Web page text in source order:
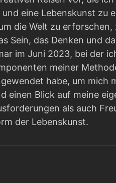
eine Lebenskunst zu
die Welt zu
Sein, das Denken und
im Juni 2023, bei der
meiner
habe, um mich
einen Blick auf meine
als auch
der Lebenskunst.